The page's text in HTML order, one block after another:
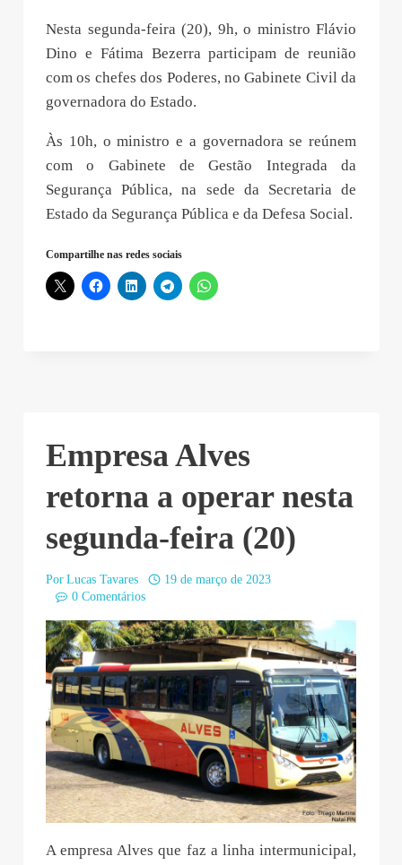
Nesta segunda-feira (20), 9h, o ministro Flávio
Dino e Fátima Bezerra participam de reunião
com os chefes dos Poderes, no Gabinete Civil da
governadora do Estado.
Às 10h, o ministro e a governadora se reúnem
com o Gabinete de Gestão Integrada da
Segurança Pública, na sede da Secretaria de
Estado da Segurança Pública e da Defesa Social.
Compartilhe nas redes sociais
Empresa Alves
retorna a operar nesta
segunda-feira (20)
Por Lucas Tavares
19 de março de 2023
0 Comentários
A empresa Alves que faz a linha intermunicipal,